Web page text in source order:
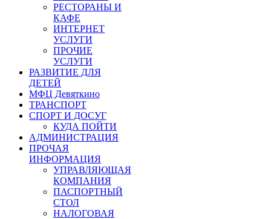
РЕСТОРАНЫ И
КАФЕ
ИНТЕРНЕТ
УСЛУГИ
ПРОЧИЕ
УСЛУГИ
РАЗВИТИЕ ДЛЯ
ДЕТЕЙ
МФЦ Девяткино
ТРАНСПОРТ
СПОРТ И ДОСУГ
КУДА ПОЙТИ
АДМИНИСТРАЦИЯ
ПРОЧАЯ
ИНФОРМАЦИЯ
УПРАВЛЯЮЩАЯ
КОМПАНИЯ
ПАСПОРТНЫЙ
СТОЛ
НАЛОГОВАЯ